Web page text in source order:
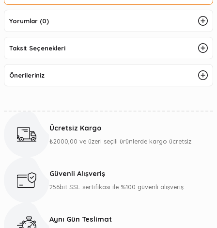
Yorumlar (0)
Taksit Seçenekleri
Önerileriniz
Ücretsiz Kargo
₺2000,00 ve üzeri seçili ürünlerde kargo ücretsiz
Güvenli Alışveriş
256bit SSL sertifikası ile %100 güvenli alışveriş
Aynı Gün Teslimat